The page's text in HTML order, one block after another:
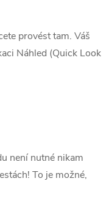
provést tam. Váš
Náhled (Quick Look
není nutné nikam
To je možné,